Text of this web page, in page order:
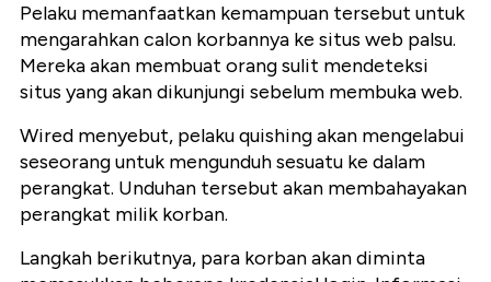
Pelaku memanfaatkan kemampuan tersebut untuk
mengarahkan calon korbannya ke situs web palsu.
Mereka akan membuat orang sulit mendeteksi
situs yang akan dikunjungi sebelum membuka web.
Wired menyebut, pelaku quishing akan mengelabui
seseorang untuk mengunduh sesuatu ke dalam
perangkat. Unduhan tersebut akan membahayakan
perangkat milik korban.
Langkah berikutnya, para korban akan diminta